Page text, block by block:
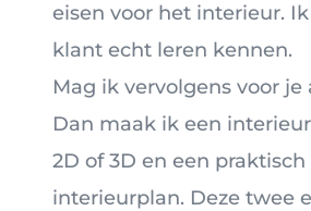
eisen voor het interieur.
klant echt leren kennen.
Mag ik vervolgens voor je
Dan maak ik een
2D of 3D en een
interieurplan. Deze twee